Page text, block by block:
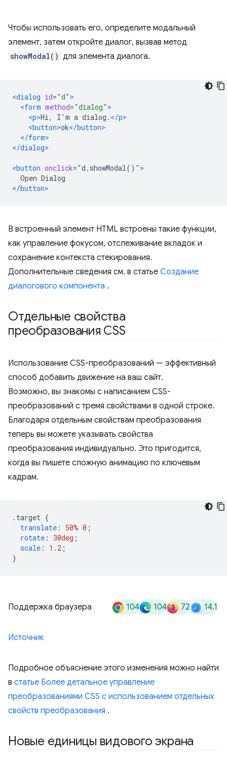
Чтобы использовать его, определите модальный
элемент, затем откройте диалог, вызвав метод
showModal() для элемента диалога.
<dialog id="d" >
<form method="dialog" >
<p>Hi, I'm a dialog. </p>
<button>ok</button>
</form>
</dialog>
<button onclick="d . showModal() " >
Open Dialog
</button>
В встроенный элемент HTML встроены такие функции,
как управление фокусом, отслеживание вкладок и
сохранение контекста стекирования.
Дополнительные сведения см. в статье Создание
диалогового компонента .
Отдельные свойства
преобразования CSS
Использование CSS-преобразований — эффективный
способ добавить движение на ваш сайт.
Возможно, вы знакомы с написанием CSS-
преобразований с тремя свойствами в одной строке.
Благодаря отдельным свойствам преобразования
теперь вы можете указывать свойства
преобразования индивидуально. Это пригодится,
когда вы пишете сложную анимацию по ключевым
кадрам.
. target {
translate : 50% 0 ;
rotate : 30deg ;
scale : 1.2 ;
}
Поддержка браузера 104 104 72 14.1
Источник
Подробное объяснение этого изменения можно найти
в статье Более детальное управление
преобразованиями CSS с использованием отдельных
свойств преобразования .
Новые единицы видового экрана